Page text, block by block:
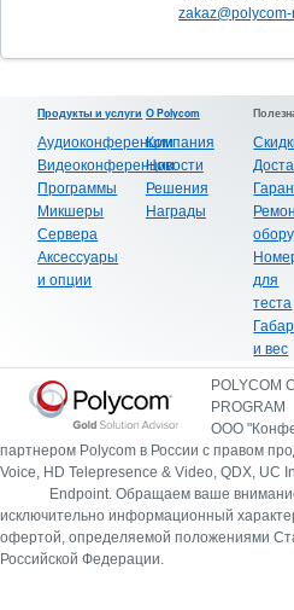
zakaz@polycom-
Продукты и услуги
Аудиоконференции
Видеоконференции
Программы
Микшеры
Сервера
Аксессуары
и опции
О Polycom
Компания
Новости
Решения
Награды
для
теста
и вес
POLYCOM
PROGRAM
ООО
партнером Polycom в России с правом
Voice, HD Telepresence & Video, QDX, UC
Endpoint. Обращаем ваше
исключительно информационный
офертой, определяемой положениями
Российской Федерации.